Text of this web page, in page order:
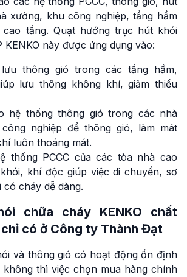
xưởng, khu công nghiệp, tầng hầm
tầng. Quạt hướng trục hút khói
KENKO này được ứng dụng vào:
thông gió trong các tầng hầm,
lưu thông không khí, giảm thiểu
hệ thống thông gió trong các nhà
nghiệp để thông gió, làm mát
luôn thoáng mát.
thống PCCC của các tòa nhà cao
khí độc giúp việc di chuyển, sơ
có cháy dễ dàng.
chữa cháy KENKO chất
có ở Công ty Thành Đạt
và thông gió có hoạt động ổn định
không thì việc chọn mua hàng chính